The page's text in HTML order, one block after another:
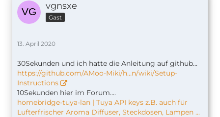
vgnsxe
Gast
13. April 2020
30Sekunden und ich hatte die Anleitung auf github...
https://github.com/AMoo-Miki/h…n/wiki/Setup-
Instructions
10Sekunden hier im Forum....
homebridge-tuya-lan | Tuya API keys z.B. auch für
Lufterfrischer Aroma Diffuser, Steckdosen, Lampen ...